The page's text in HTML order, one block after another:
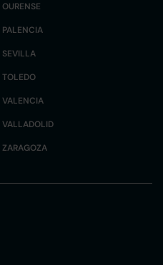
OURENSE
PALENCIA
SEVILLA
TOLEDO
VALENCIA
VALLADOLID
ZARAGOZA